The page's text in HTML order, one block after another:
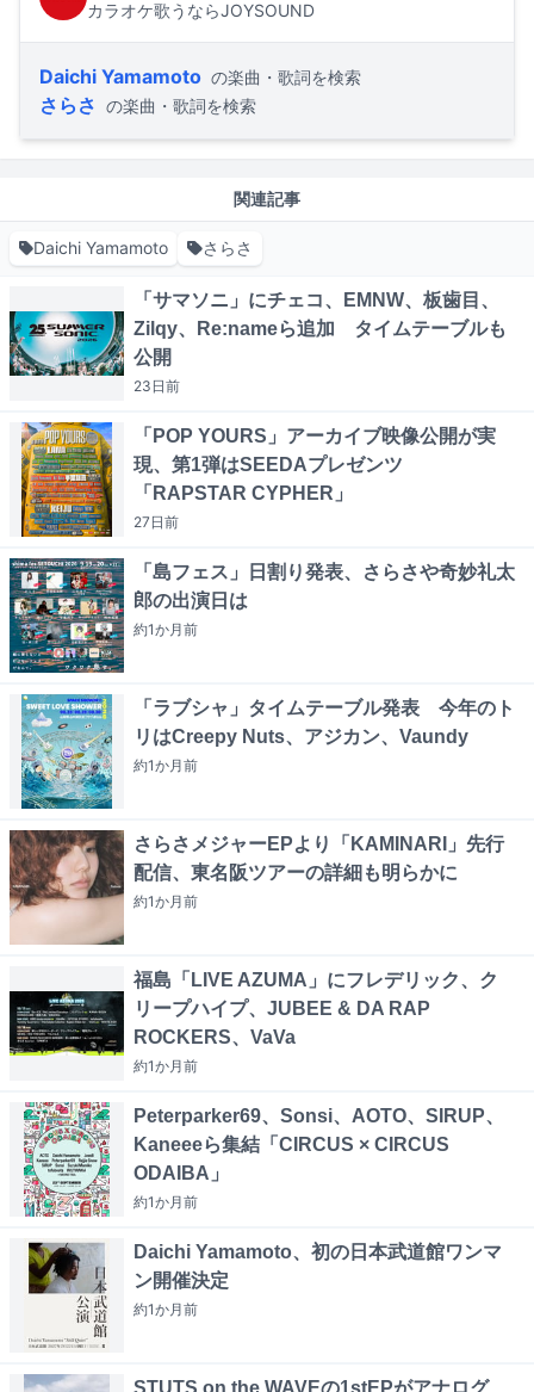
カラオケ歌うならJOYSOUND
Daichi Yamamoto の楽曲・歌詞を検索
さらさ の楽曲・歌詞を検索
関連記事
Daichi Yamamoto さらさ
「サマソニ」にチェコ、EMNW、板歯目、
Zilqy、Re:nameら追加 タイムテーブルも
公開
23日前
「POP YOURS」アーカイブ映像公開が実
現、第1弾はSEEDAプレゼンツ
「RAPSTAR CYPHER」
27日前
「島フェス」日割り発表、さらさや奇妙礼太
郎の出演日は
約1か月前
「ラブシャ」タイムテーブル発表 今年のト
リはCreepy Nuts、アジカン、Vaundy
約1か月前
さらさメジャーEPより「KAMINARI」先行
配信、東名阪ツアーの詳細も明らかに
約1か月前
福島「LIVE AZUMA」にフレデリック、ク
リープハイプ、JUBEE & DA RAP
ROCKERS、VaVa
約1か月前
Peterparker69、Sonsi、AOTO、SIRUP、
Kaneeeら集結「CIRCUS × CIRCUS
ODAIBA」
約1か月前
Daichi Yamamoto、初の日本武道館ワンマ
ン開催決定
約1か月前